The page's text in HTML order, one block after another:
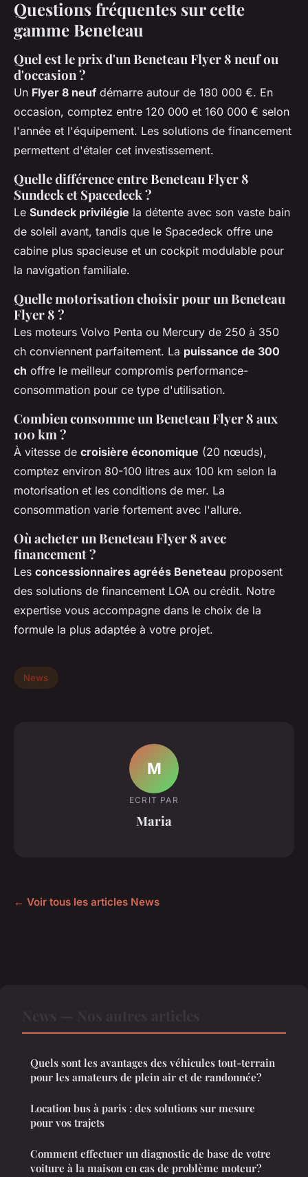
Questions fréquentes sur cette
gamme Beneteau
Quel est le prix d'un Beneteau Flyer 8 neuf ou
d'occasion ?
Un Flyer 8 neuf démarre autour de 180 000 €. En
occasion, comptez entre 120 000 et 160 000 € selon
l'année et l'équipement. Les solutions de financement
permettent d'étaler cet investissement.
Quelle différence entre Beneteau Flyer 8
Sundeck et Spacedeck ?
Le Sundeck privilégie la détente avec son vaste bain
de soleil avant, tandis que le Spacedeck offre une
cabine plus spacieuse et un cockpit modulable pour
la navigation familiale.
Quelle motorisation choisir pour un Beneteau
Flyer 8 ?
Les moteurs Volvo Penta ou Mercury de 250 à 350
ch conviennent parfaitement. La puissance de 300
ch offre le meilleur compromis performance-
consommation pour ce type d'utilisation.
Combien consomme un Beneteau Flyer 8 aux
100 km ?
À vitesse de croisière économique (20 nœuds),
comptez environ 80-100 litres aux 100 km selon la
motorisation et les conditions de mer. La
consommation varie fortement avec l'allure.
Où acheter un Beneteau Flyer 8 avec
financement ?
Les concessionnaires agréés Beneteau proposent
des solutions de financement LOA ou crédit. Notre
expertise vous accompagne dans le choix de la
formule la plus adaptée à votre projet.
News
M
ECRIT PAR
Maria
← Voir tous les articles News
Quels sont les avantages des véhicules tout-terrain
pour les amateurs de plein air et de randonnée?
Location bus à paris : des solutions sur mesure
pour vos trajets
Comment effectuer un diagnostic de base de votre
voiture à la maison en cas de problème moteur?